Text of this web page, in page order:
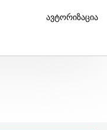
ავტორიზაცია